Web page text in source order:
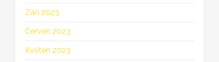
Září 2023
Červen 2023
Květen 2023